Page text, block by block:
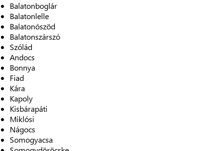
Balatonboglár
Balatonlelle
Balatonőszöd
Balatonszárszó
Szólád
Andocs
Bonnya
Fiad
Kára
Kapoly
Kisbárapáti
Miklósi
Nágocs
Somogyacsa